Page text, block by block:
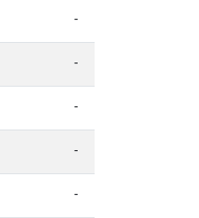
-
-
-
-
-